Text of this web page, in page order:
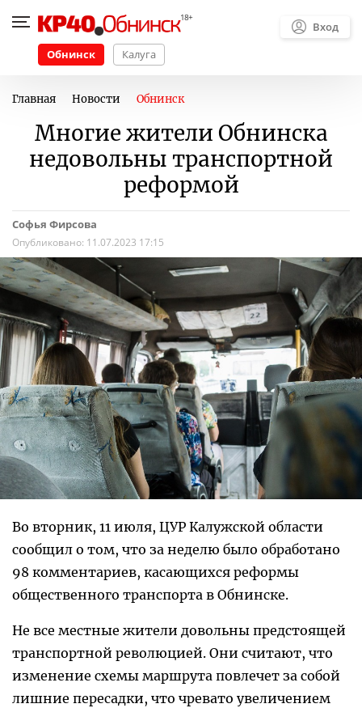
Обнинск Калуга
Вход
Главная Новости Обнинск
Многие жители Обнинска
недовольны транспортной
реформой
Софья Фирсова
Опубликовано: 11.07.2023 17:15
Во вторник, 11 июля, ЦУР Калужской области
сообщил о том, что за неделю было обработано
98 комментариев, касающихся реформы
общественного транспорта в Обнинске.
Не все местные жители довольны предстоящей
транспортной революцией. Они считают, что
изменение схемы маршрута повлечет за собой
лишние пересадки, что чревато увеличением